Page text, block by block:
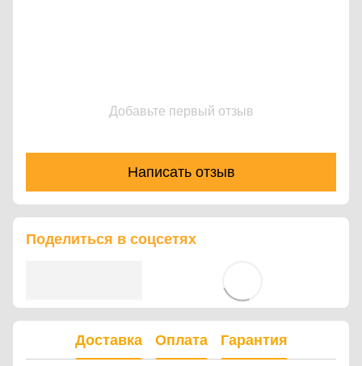
Добавьте первый отзыв
Написать отзыв
Поделиться в соцсетях
Доставка Оплата Гарантия